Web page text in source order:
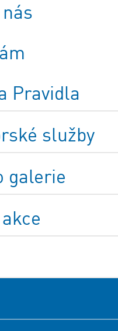
Pravidla
služby
galerie